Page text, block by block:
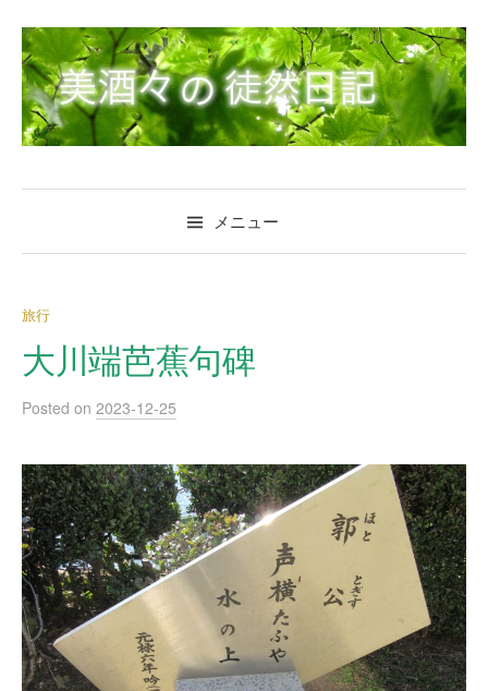
ン
テ
ン
ツ
ス
ッ
メニュー
旅行
大川端芭蕉句碑
Posted on 2023-12-25